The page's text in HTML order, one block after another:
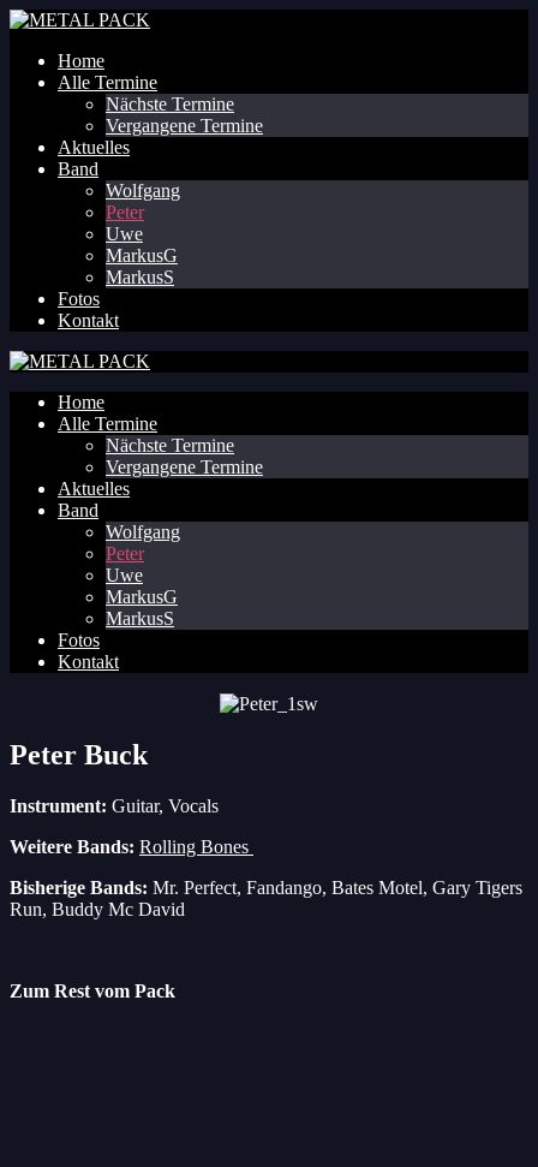
Home
Alle Termine
Nächste Termine
Vergangene Termine
Aktuelles
Band
Wolfgang
Peter
Uwe
MarkusG
MarkusS
Fotos
Kontakt
Home
Alle Termine
Nächste Termine
Vergangene Termine
Aktuelles
Band
Wolfgang
Peter
Uwe
MarkusG
MarkusS
Fotos
Kontakt
Peter Buck
Instrument: Guitar, Vocals
Weitere Bands: Rolling Bones
Bisherige Bands: Mr. Perfect, Fandango, Bates Motel, Gary Tigers
Run, Buddy Mc David
Zum Rest vom Pack